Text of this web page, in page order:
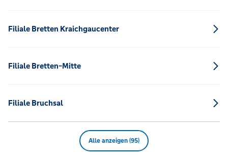
Filiale Bretten Kraichgaucenter
Filiale Bretten-Mitte
Filiale Bruchsal
Alle anzeigen (95)